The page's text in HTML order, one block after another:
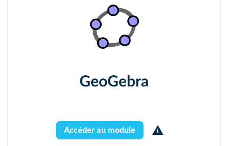
GeoGebra
Accéder au module